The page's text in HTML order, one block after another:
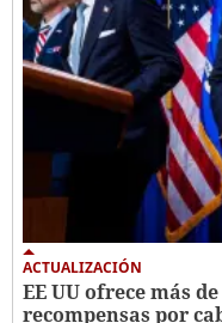
ACTUALIZACIÓN
EE UU ofrece más
recompensas por